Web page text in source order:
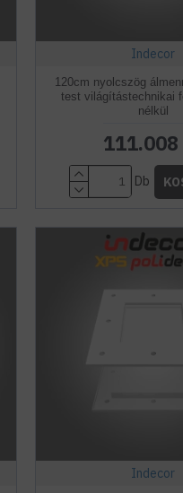
Indecor
120cm nyolcszög
test világítástechnikai
nélkül
111.008
Db
Indecor